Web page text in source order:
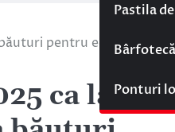
Pastila
Bârfotecă
Ponturi
pentru ediția
ca la